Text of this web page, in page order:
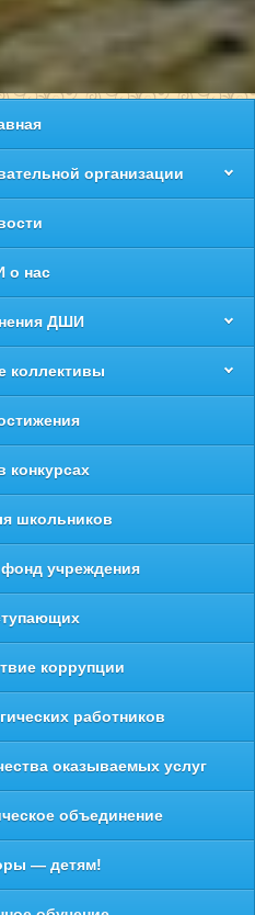
организации
о нас
ДШИ
коллективы
конкурсах
школьников
учреждения
коррупции
работников
оказываемых услуг
объединение
— детям!